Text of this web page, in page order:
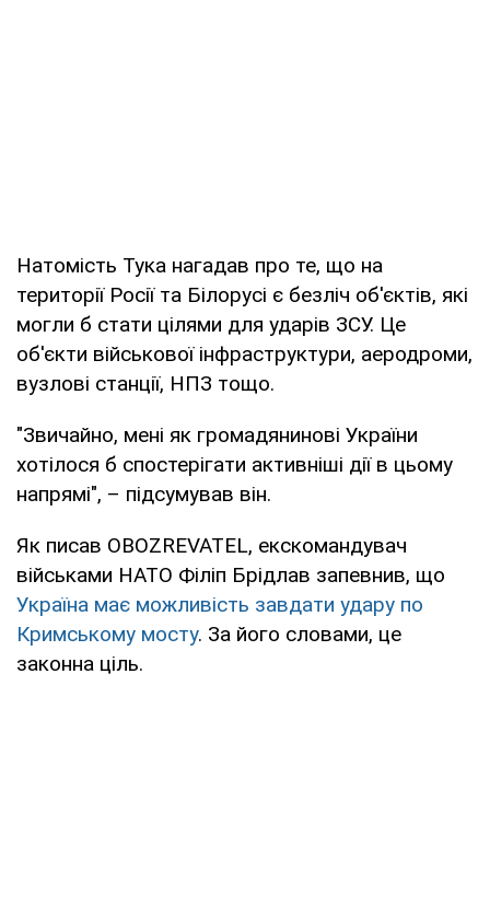
Натомість Тука нагадав про те, що на
території Росії та Білорусі є безліч об'єктів, які
могли б стати цілями для ударів ЗСУ. Це
об'єкти військової інфраструктури, аеродроми,
вузлові станції, НПЗ тощо.
"Звичайно, мені як громадянинові України
хотілося б спостерігати активніші дії в цьому
напрямі", – підсумував він.
Як писав OBOZREVATEL, екскомандувач
військами НАТО Філіп Брідлав запевнив, що
Україна має можливість завдати удару по
Кримському мосту. За його словами, це
законна ціль.